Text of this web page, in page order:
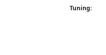
Tuning: